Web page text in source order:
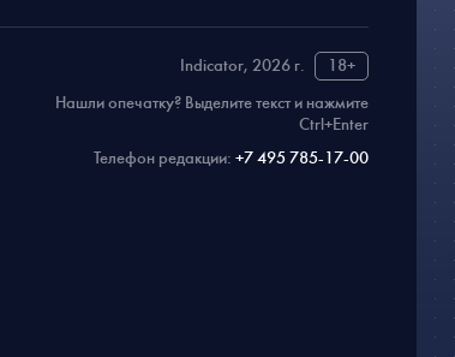
Indicator, 2026 г.
18+
Нашли опечатку? Выделите текст и нажмите
Ctrl+Enter
Телефон редакции: +7 495 785-17-00